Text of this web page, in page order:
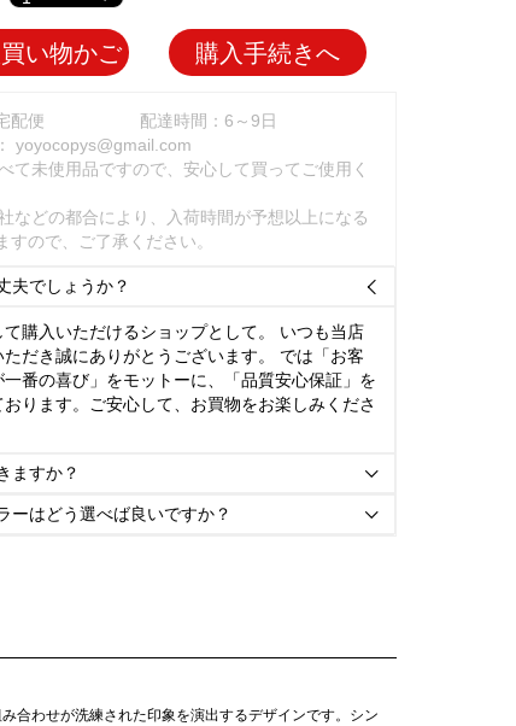
い物かご 購入手続きへ
配便
配達時間：6～9日
yoyocopys@gmail.com
て未使用品ですので、安心して買ってご使用く
などの都合により、入荷時間が予想以上になる
すので、ご了承ください。
夫でしょうか？ 
て購入いただけるショップとして。 いつも当店
ただき誠にありがとうございます。 では「お客
番の喜び」をモットーに、「品質安心保証」を
おります。ご安心して、お買物をお楽しみくださ
ますか？ 
ーはどう選べば良いですか？ 
合わせが洗練された印象を演出するデザインです。シン